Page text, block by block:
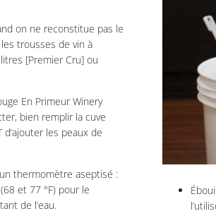
on ne reconstitue pas le
trousses de vin à
[Premier Cru] ou
En Primeur Winery
bien remplir la cuve
d’ajouter les peaux de
thermomètre aseptisé :
et 77 °F) pour le
de l’eau.